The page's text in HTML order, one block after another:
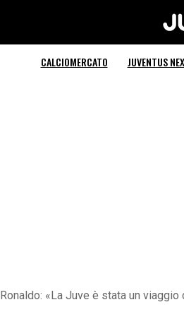
CALCIOMERCATO JUVENTUS
Ronaldo: «La Juve è stata un